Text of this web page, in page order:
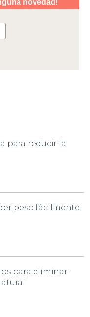
para reducir la
peso fácilmente
para eliminar